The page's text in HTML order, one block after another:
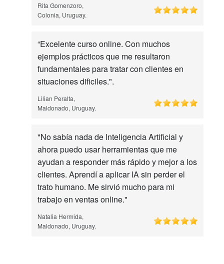
Rita Gomenzoro,
Colonia, Uruguay.
“Excelente curso online. Con muchos
ejemplos prácticos que me resultaron
fundamentales para tratar con clientes en
situaciones dificiles.".
Lilian Peralta,
Maldonado, Uruguay.
"No sabía nada de Inteligencia Artificial y
ahora puedo usar herramientas que me
ayudan a responder más rápido y mejor a los
clientes. Aprendí a aplicar IA sin perder el
trato humano. Me sirvió mucho para mi
trabajo en ventas online."
Natalia Hermida,
Maldonado, Uruguay.